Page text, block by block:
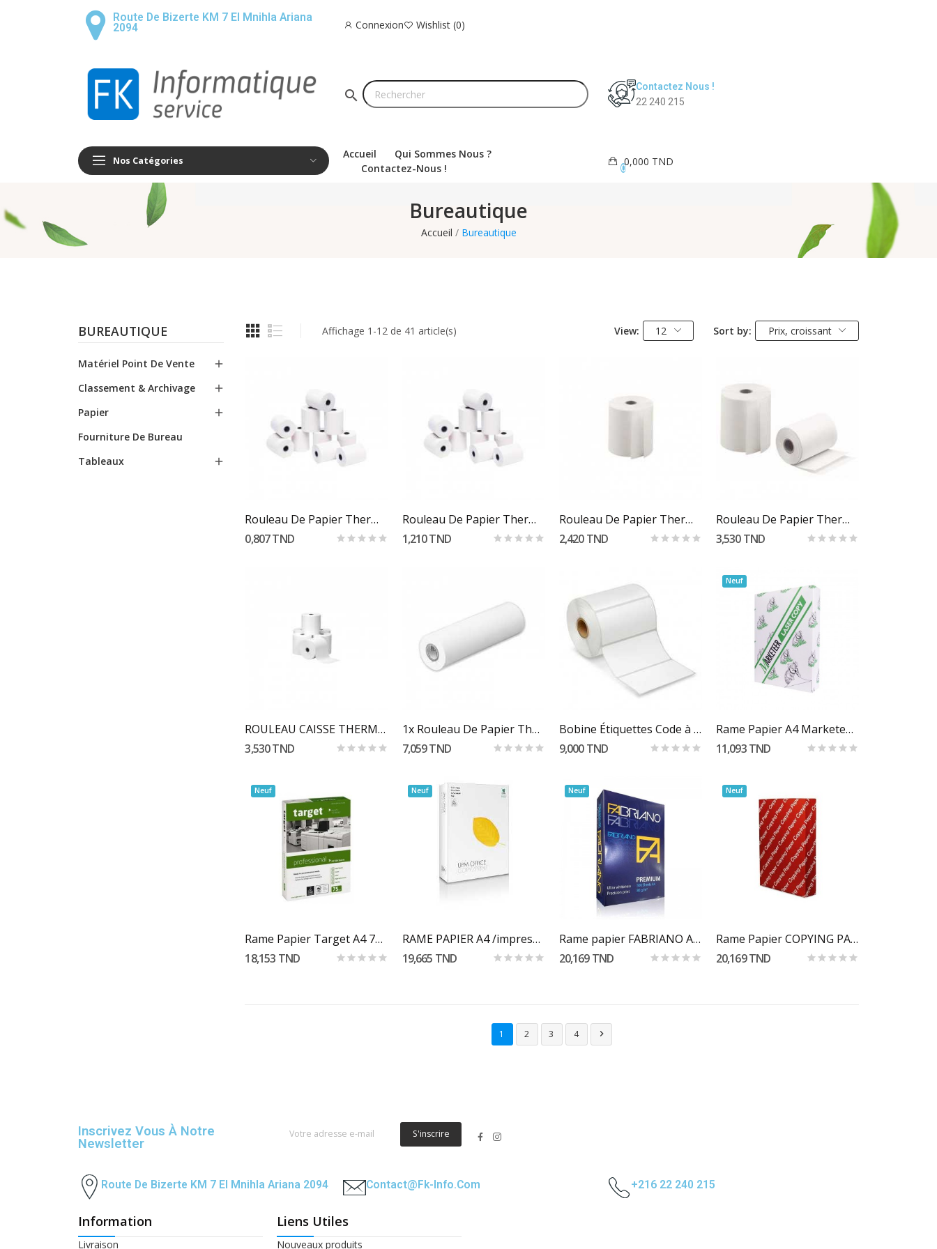
Route De Bizerte KM 7 El Mnihla Ariana
2094 Connexion Wishlist 0
search
Contactez Nous !
22 240 215
Nos Catégories
Accueil
Qui Sommes Nous ?
Contactez-Nous !
0,000 TND
0
Bureautique
Accueil Bureautique
BUREAUTIQUE
Matériel Point De Vente 
Classement & Archivage 
Papier 
Fourniture De Bureau
Tableaux

Affichage 1-12 de 41 article(s) View: 12 Sort by: Prix, croissant
Rouleau De Papier Thermique 56 X 30 Mm
0,807 TND
Rouleau De Papier Thermique 57 X 50 Mm
1,210 TND
Rouleau De Papier Thermique 57 X 80 Mm
2,420 TND
Ajouter Au Panier
Rouleau De Papier Thermique 80 X 80 Mm
3,530 TND
ROULEAU CAISSE THERMIQUE 80/70
3,530 TND
1x Rouleau De Papier Thermique Pour Fax 210 X...
7,059 TND
Ajouter Au Panier
Bobine Étiquettes Code à Barre Thermique 4x2cm
9,000 TND
Neuf
Rame Papier A4 Marketeer 80Gr
11,093 TND
Neuf
Rame Papier Target A4 75g Extra Blanc
18,153 TND
Neuf
RAME PAPIER A4 /impression UPM Office 80G/
19,665 TND
Neuf
Rame papier FABRIANO A4 80Gr
20,169 TND
Neuf
Rame Papier COPYING PAPER A4 80G
20,169 TND
1 2 3 4 
Inscrivez Vous À Notre
Newsletter
S'inscrire
Route De Bizerte KM 7 El Mnihla Ariana 2094 Contact@fk-Info.com +216 22 240 215
Information
Livraison
Liens Utiles
Nouveaux produits